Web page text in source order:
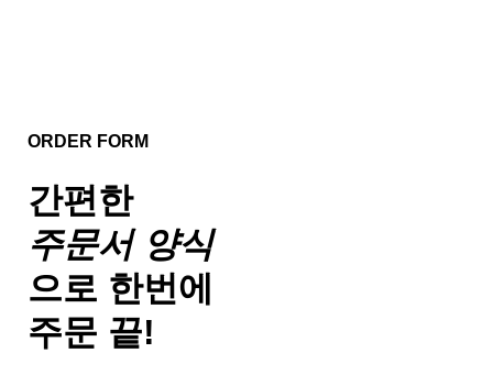
ORDER FORM
간편한
주문서 양식
으로 한번에
주문 끝!